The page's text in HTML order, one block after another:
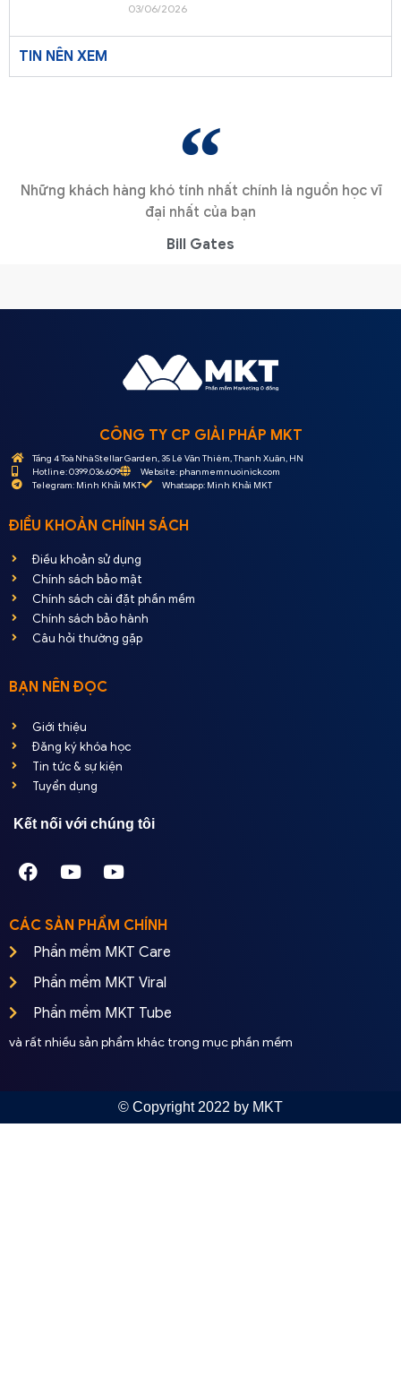
03/06/2026
TIN NÊN XEM
Những khách hàng khó tính nhất chính là nguồn học vĩ
đại nhất của bạn
Bill Gates
CÔNG TY CP GIẢI PHÁP MKT
Tầng 4 Toà Nhà Stellar Garden, 35 Lê Văn Thiêm, Thanh Xuân, HN
Hotline: 0399.036.609
Website: phanmemnuoinick.com
Telegram: Minh Khải MKT
Whatsapp: Minh Khải MKT
ĐIỀU KHOẢN CHÍNH SÁCH
Điều khoản sử dụng
Chính sách bảo mật
Chính sách cài đặt phần mềm
Chính sách bảo hành
Câu hỏi thường gặp
BẠN NÊN ĐỌC
Giới thiệu
Đăng ký khóa học
Tin tức & sự kiện
Tuyển dụng
Kết nối với chúng tôi
CÁC SẢN PHẨM CHÍNH
Phần mềm MKT Care
Phần mềm MKT Viral
Phần mềm MKT Tube
và rất nhiều sản phẩm khác trong mục phần mềm
© Copyright 2022 by MKT